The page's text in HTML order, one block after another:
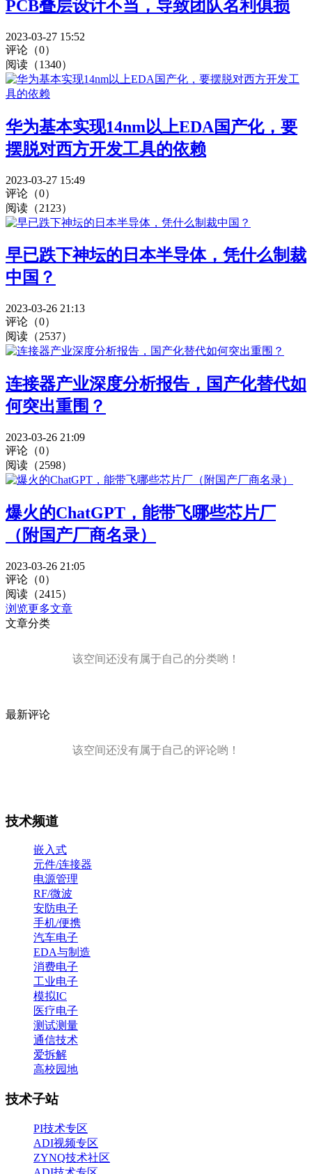
PCB叠层设计不当，导致团队名利俱损
2023-03-27 15:52
评论（0）
阅读（1340）
华为基本实现14nm以上EDA国产化，要
摆脱对西方开发工具的依赖
2023-03-27 15:49
评论（0）
阅读（2123）
早已跌下神坛的日本半导体，凭什么制裁
中国？
2023-03-26 21:13
评论（0）
阅读（2537）
连接器产业深度分析报告，国产化替代如
何突出重围？
2023-03-26 21:09
评论（0）
阅读（2598）
爆火的ChatGPT，能带飞哪些芯片厂
（附国产厂商名录）
2023-03-26 21:05
评论（0）
阅读（2415）
浏览更多文章
文章分类
该空间还没有属于自己的分类哟！
最新评论
该空间还没有属于自己的评论哟！
技术频道
嵌入式
元件/连接器
电源管理
RF/微波
安防电子
手机/便携
汽车电子
EDA与制造
消费电子
工业电子
模拟IC
医疗电子
测试测量
通信技术
爱拆解
高校园地
技术子站
PI技术专区
ADI视频专区
ZYNQ技术社区